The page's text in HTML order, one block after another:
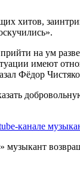
хитов,
на ум
имеют
Фёдор
канале